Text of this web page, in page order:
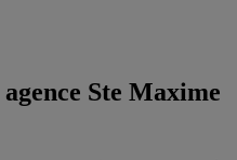
Ste Maxime